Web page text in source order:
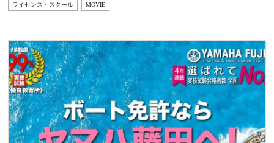
ライセンス・スクール MOVIE